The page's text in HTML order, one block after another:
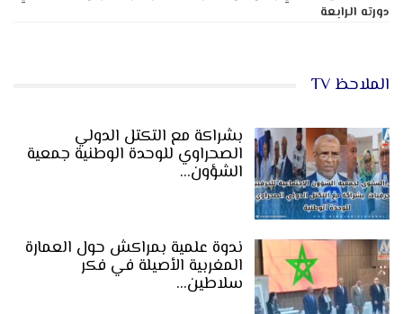
دورته الرابعة
الملاحظ TV
بشراكة مع التكتل الدولي
الصحراوي للوحدة الوطنية جمعية
الشؤون…
ندوة علمية بمراكش حول العمارة
المغربية الأصيلة في فكر
سلاطين…